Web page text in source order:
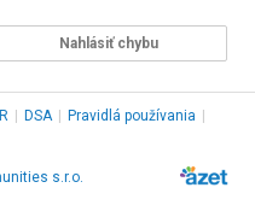
Nahlásiť chybu
DSA Pravidlá používania
s.r.o.